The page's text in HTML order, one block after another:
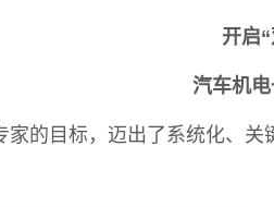
开启
汽车机
的目标，迈出了系统化、关